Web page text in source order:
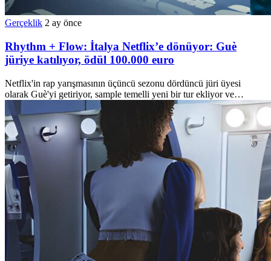
Gerçeklik 2 ay önce
Rhythm + Flow: İtalya Netflix’e dönüyor: Guè
jüriye katılıyor, ödül 100.000 euro
Netflix'in rap yarışmasının üçüncü sezonu dördüncü jüri üyesi
olarak Guè'yi getiriyor, sample temelli yeni bir tur ekliyor ve…